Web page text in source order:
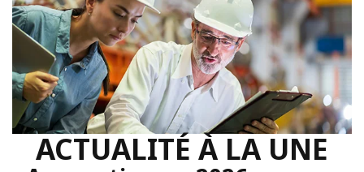
ACTUALITÉ À LA UNE